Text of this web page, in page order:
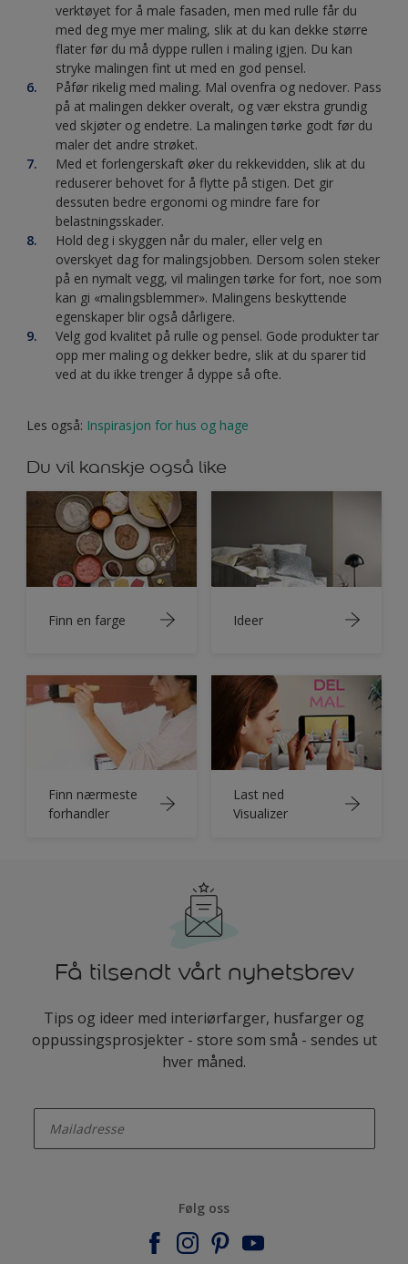
verktøyet for å male fasaden, men med rulle får du
med deg mye mer maling, slik at du kan dekke større
flater før du må dyppe rullen i maling igjen. Du kan
stryke malingen fint ut med en god pensel.
Påfør rikelig med maling. Mal ovenfra og nedover. Pass
på at malingen dekker overalt, og vær ekstra grundig
ved skjøter og endetre. La malingen tørke godt før du
maler det andre strøket.
Med et forlengerskaft øker du rekkevidden, slik at du
reduserer behovet for å flytte på stigen. Det gir
dessuten bedre ergonomi og mindre fare for
belastningsskader.
Hold deg i skyggen når du maler, eller velg en
overskyet dag for malingsjobben. Dersom solen steker
på en nymalt vegg, vil malingen tørke for fort, noe som
kan gi «malingsblemmer». Malingens beskyttende
egenskaper blir også dårligere.
Velg god kvalitet på rulle og pensel. Gode produkter tar
opp mer maling og dekker bedre, slik at du sparer tid
ved at du ikke trenger å dyppe så ofte.
Les også: Inspirasjon for hus og hage
Du vil kanskje også like
Finn en farge Ideer
Finn nærmeste
forhandler
Last ned
Visualizer
Få tilsendt vårt nyhetsbrev
Tips og ideer med interiørfarger, husfarger og
oppussingsprosjekter - store som små - sendes ut
hver måned.
Følg oss